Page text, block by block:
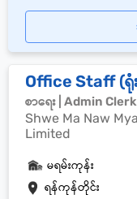
Office Staff (
စာရေး | Admin Clerk
Shwe Ma Naw
Limited
ရန်ကုန်တိုင်း
မရမ်းကုန်း